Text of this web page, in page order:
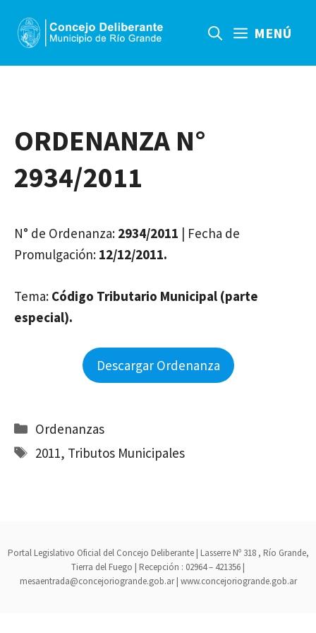
contenido
MENÚ
ORDENANZA N°
2934/2011
N° de Ordenanza: 2934/2011 | Fecha de
Promulgación: 12/12/2011.
Tema: Código Tributario Municipal (parte
especial).
Descargar Ordenanza
Categorías
Ordenanzas
Etiquetas
2011, Tributos Municipales
Portal Legislativo Oficial del Concejo Deliberante | Lasserre Nº 318 , Río Grande,
Tierra del Fuego | Recepción : 02964 – 421356 |
mesaentrada@concejoriogrande.gob.ar | www.concejoriogrande.gob.ar